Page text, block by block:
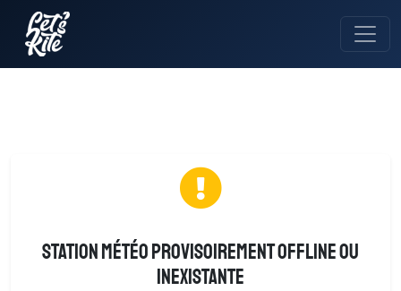
Station météo provisoirement offline ou
inexistante